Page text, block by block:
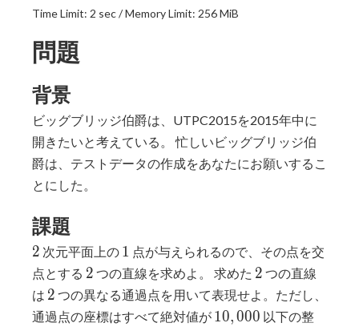
Time Limit: 2 sec / Memory Limit: 256 MiB
問題
背景
ビッグブリッジ伯爵は、UTPC2015を2015年中に
開きたいと考えている。 忙しいビッグブリッジ伯
爵は、テストデータの作成をあなたにお願いするこ
とにした。
課題
2
2 次元平面上の 1
1 点が与えられるので、その点を交
点とする 2
2 つの直線を求めよ。 求めた 2
2 つの直線
は 2
2 つの異なる通過点を用いて表現せよ。ただし、
通過点の座標はすべて絶対値が 10,000
10,000 以下の整